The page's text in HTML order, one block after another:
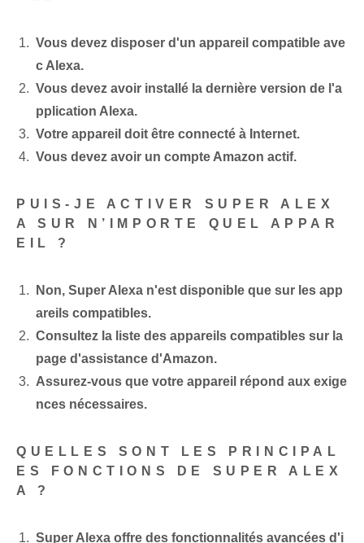
Vous devez disposer d'un appareil compatible ave
c Alexa.
Vous devez avoir installé la dernière version de l'a
pplication Alexa.
Votre appareil doit être connecté à Internet.
Vous devez avoir un compte Amazon actif.
PUIS-JE ACTIVER SUPER ALEX
A SUR N’IMPORTE QUEL APPAR
EIL ?
Non, Super Alexa n'est disponible que sur les app
areils compatibles.
Consultez la liste des appareils compatibles sur la
page d'assistance d'Amazon.
Assurez-vous que votre appareil répond aux exige
nces nécessaires.
QUELLES SONT LES PRINCIPAL
ES FONCTIONS DE SUPER ALEX
A ?
Super Alexa offre des fonctionnalités avancées d'i